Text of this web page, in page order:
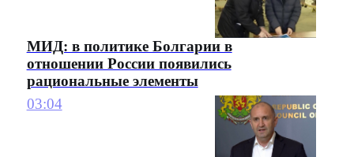
МИД: в политике Болгарии в
отношении России появились
рациональные элементы
03:04